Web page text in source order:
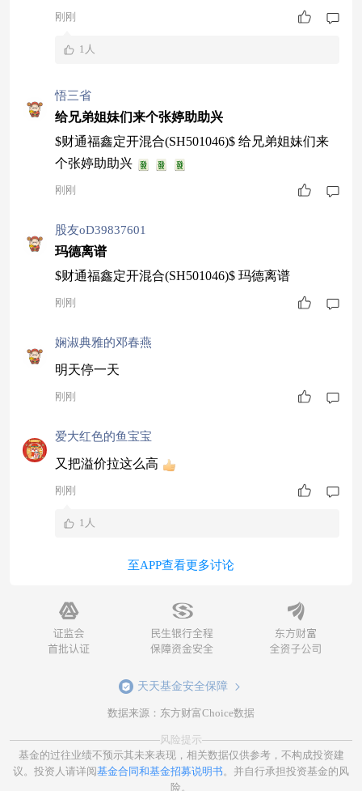
刚刚
1人
悟三省
给兄弟姐妹们来个张婷助助兴
$财通福鑫定开混合(SH501046)$ 给兄弟姐妹们来
个张婷助助兴
刚刚
股友oD39837601
玛德离谱
$财通福鑫定开混合(SH501046)$ 玛德离谱
刚刚
娴淑典雅的邓春燕
明天停一天
刚刚
爱大红色的鱼宝宝
又把溢价拉这么高
刚刚
1人
至APP查看更多讨论
天天基金安全保障
数据来源：东方财富Choice数据
风险提示
基金的过往业绩不预示其未来表现，相关数据仅供参考，不构成投资建
议。投资人请详阅基金合同和基金招募说明书。并自行承担投资基金的风
险。